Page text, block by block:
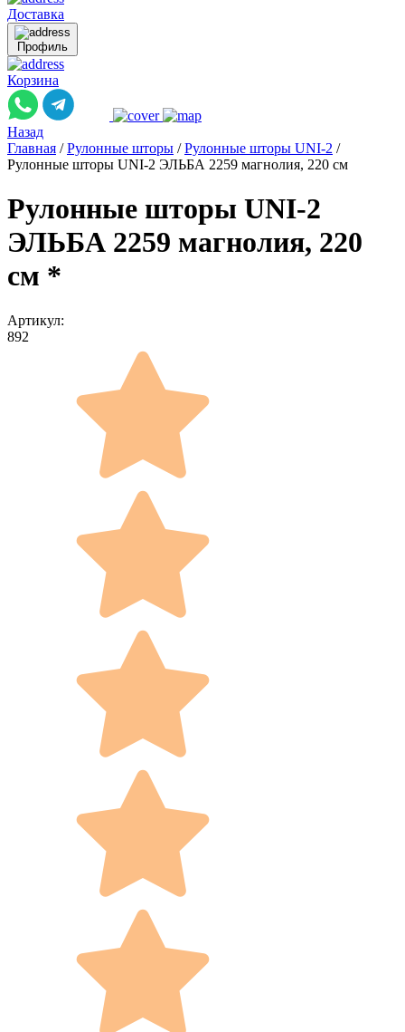
Доставка
Профиль
Корзина
Назад
Главная / Рулонные шторы / Рулонные шторы UNI-2 /
Рулонные шторы UNI-2 ЭЛЬБА 2259 магнолия, 220 см
Рулонные шторы UNI-2
ЭЛЬБА 2259 магнолия, 220
см *
Артикул:
892